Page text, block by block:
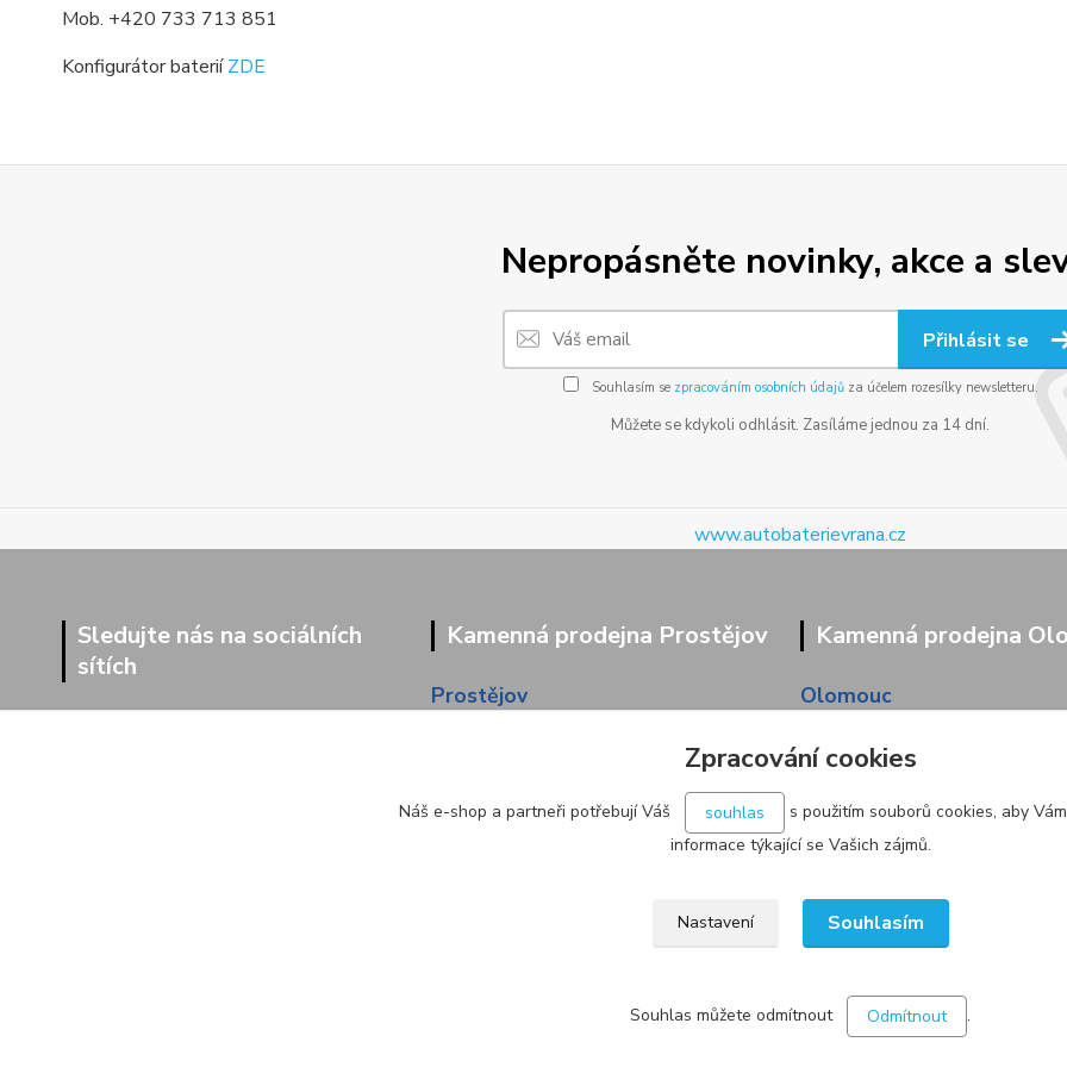
Mob. +420 733 713 851
Konfigurátor bateriíZDE
Nepropásněte novinky, akce a
Přihlásit se
Souhlasím se zpracováním osobních údajůza účelem rozesílky newsletteru.
Můžete se kdykoli odhlásit. Zasíláme jednou za 14 dní.
www.autobaterievrana.cz
Sledujte nás na sociálních
sítích
Kamenná prodejna Prostějov
Prostějov
Kamenná prodejna
Olomouc
Zpracování cookies
Náš e-shop a partneři potřebují Váš souhlas
s použitím souborů cookies, aby
informace týkající se Vašich zájmů.
Nastavení Souhlasím
Souhlas můžete odmítnout Odmítnout .